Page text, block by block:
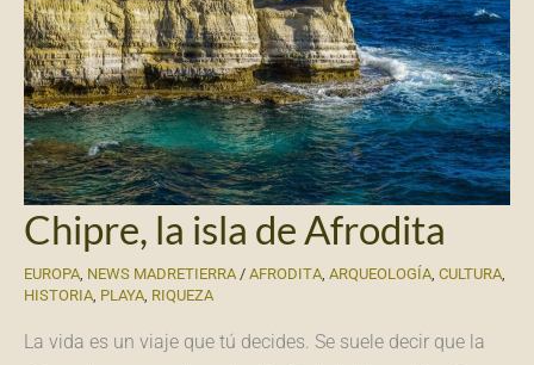
Chipre, la isla de Afrodita
EUROPA, NEWS MADRETIERRA / AFRODITA, ARQUEOLOGÍA, CULTURA,
HISTORIA, PLAYA, RIQUEZA
La vida es un viaje que tú decides. Se suele decir que la